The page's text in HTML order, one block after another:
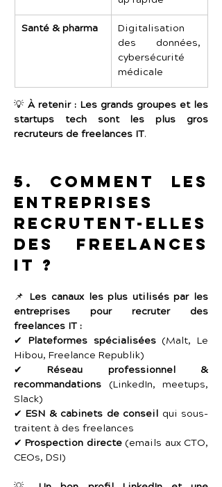
Santé & pharma
Digitalisation
des données,
cybersécurité
médicale
💡 À retenir : Les grands groupes et les
startups tech sont les plus gros
recruteurs de freelances IT.
5. Comment les
entreprises
recrutent-elles
des freelances
IT ?
📌 Les canaux les plus utilisés par les
entreprises pour recruter des
freelances IT :
✔ Plateformes spécialisées (Malt, Le
Hibou, Freelance Republik)
✔ Réseau professionnel &
recommandations (LinkedIn, meetups,
Slack)
✔ ESN & cabinets de conseil qui sous-
traitent à des freelances
✔ Prospection directe (emails aux CTO,
CEOs, DSI)